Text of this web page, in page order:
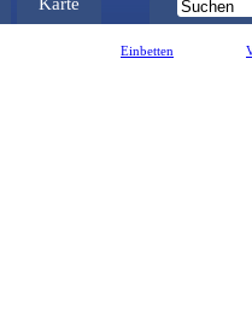
Einbetten